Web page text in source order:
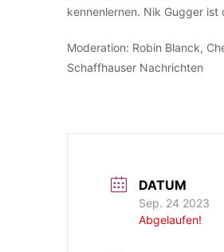
kennenlernen. Nik Gugger ist
Moderation: Robin Blanck,
Schaffhauser Nachrichten
DATUM
Sep. 24 2023
Abgelaufen!